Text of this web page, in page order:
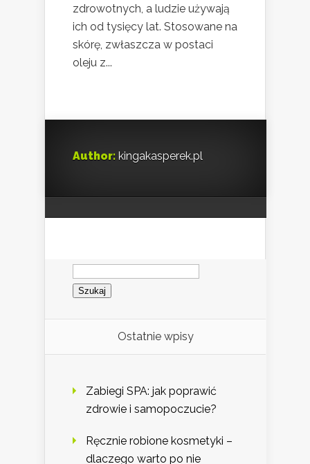
zdrowotnych, a ludzie używają
ich od tysięcy lat. Stosowane na
skórę, zwłaszcza w postaci
oleju z...
Author: kingakasperek.pl
Szukaj:
Ostatnie wpisy
Zabiegi SPA: jak poprawić
zdrowie i samopoczucie?
Ręcznie robione kosmetyki –
dlaczego warto po nie